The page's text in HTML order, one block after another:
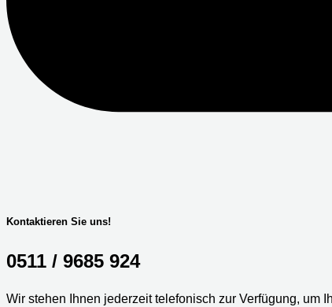
Kontaktieren Sie uns!
0511 / 9685 924
Wir stehen Ihnen jederzeit telefonisch zur Verfügung, um